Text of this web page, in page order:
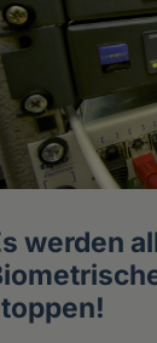
werden